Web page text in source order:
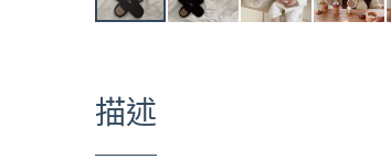
描述